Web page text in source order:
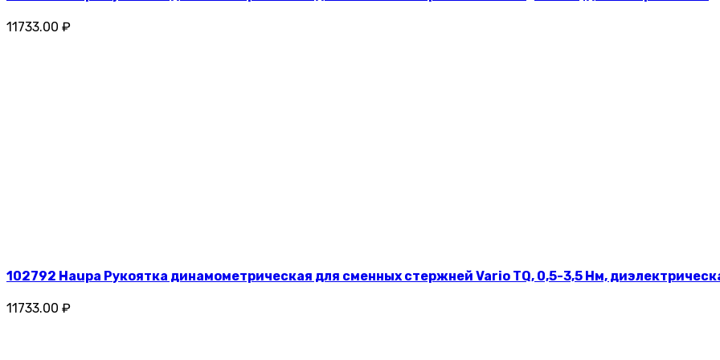
11733.00 ₽
102792 Haupa Рукоятка динамометрическая для сменных стержней Vario TQ, 0,5-3,5 Нм,
11733.00 ₽